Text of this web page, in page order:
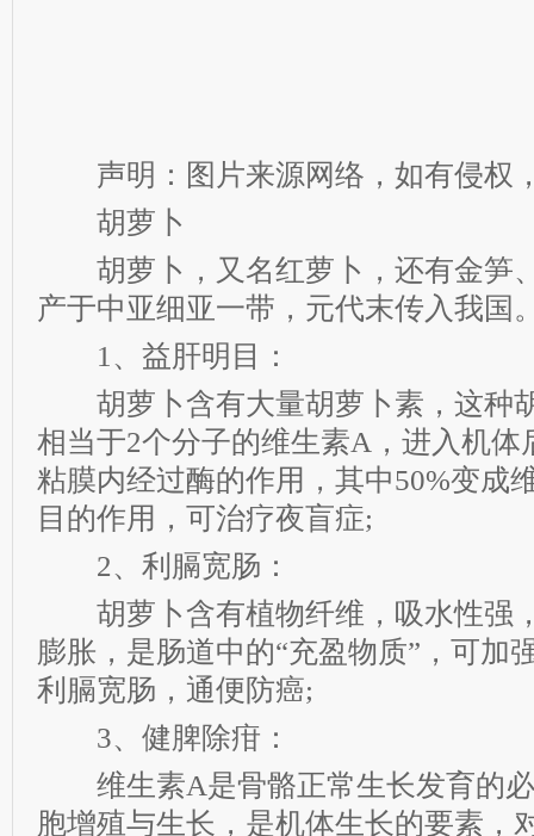
声明：图片来源网络，如有侵权
胡萝卜
胡萝卜，又名红萝卜，还有金笋
产于中亚细亚一带，元代末传入我国
1、益肝明目：
胡萝卜含有大量胡萝卜素，这种
相当于2个分子的维生素A，进入机体
粘膜内经过酶的作用，其中50%变成
目的作用，可治疗夜盲症;
2、利膈宽肠：
胡萝卜含有植物纤维，吸水性强
膨胀，是肠道中的“充盈物质”，可加
利膈宽肠，通便防癌;
3、健脾除疳：
维生素A是骨骼正常生长发育的必
胞增殖与生长，是机体生长的要素，